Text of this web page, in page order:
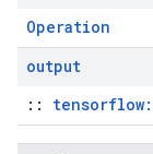
Operation
output
::